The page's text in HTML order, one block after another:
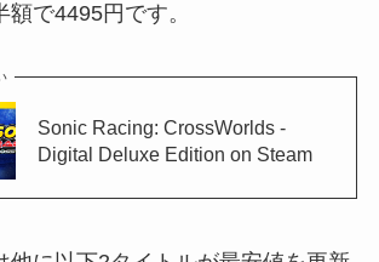
額で4495円です。
Sonic Racing: CrossWorlds -
Digital Deluxe Edition on Steam